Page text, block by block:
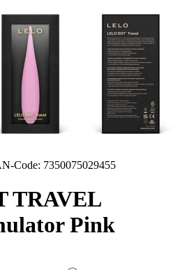
Code: 7350075029455
TRAVEL
Pink